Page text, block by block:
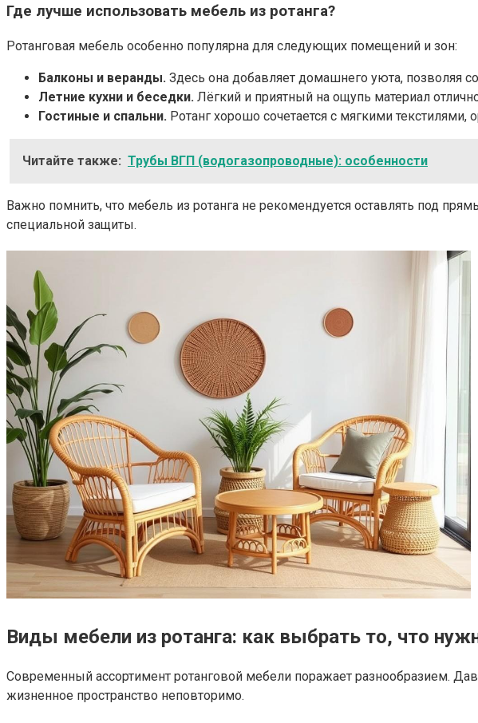
Где лучше использовать мебель из ротанга?
Ротанговая мебель особенно популярна для следующих помещений и зон:
Балконы и веранды. Здесь она добавляет домашнего уюта, позволяя
Летние кухни и беседки. Лёгкий и приятный на ощупь материал
Гостиные и спальни. Ротанг хорошо сочетается с мягкими
Читайте также: Трубы ВГП (водогазопроводные): особенности
Важно помнить, что мебель из ротанга не рекомендуется оставлять под
специальной защиты.
Виды мебели из ротанга: как выбрать то, что
Современный ассортимент ротанговой мебели поражает разнообразием.
жизненное пространство неповторимо.